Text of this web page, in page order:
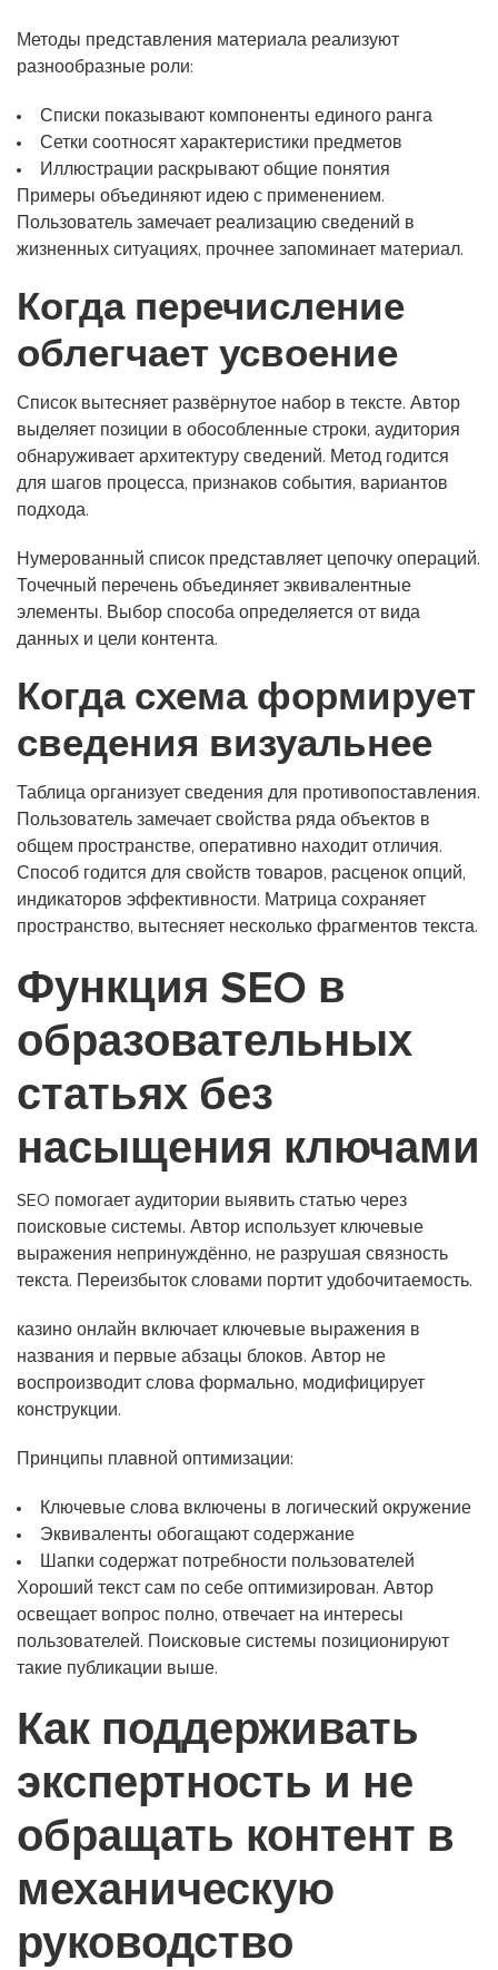
Методы представления материала реализуют
разнообразные роли:
Списки показывают компоненты единого ранга
Сетки соотносят характеристики предметов
Иллюстрации раскрывают общие понятия
Примеры объединяют идею с применением.
Пользователь замечает реализацию сведений в
жизненных ситуациях, прочнее запоминает материал.
Когда перечисление
облегчает усвоение
Список вытесняет развёрнутое набор в тексте. Автор
выделяет позиции в обособленные строки, аудитория
обнаруживает архитектуру сведений. Метод годится
для шагов процесса, признаков события, вариантов
подхода.
Нумерованный список представляет цепочку операций.
Точечный перечень объединяет эквивалентные
элементы. Выбор способа определяется от вида
данных и цели контента.
Когда схема формирует
сведения визуальнее
Таблица организует сведения для противопоставления.
Пользователь замечает свойства ряда объектов в
общем пространстве, оперативно находит отличия.
Способ годится для свойств товаров, расценок опций,
индикаторов эффективности. Матрица сохраняет
пространство, вытесняет несколько фрагментов текста.
Функция SEO в
образовательных
статьях без
насыщения ключами
SEO помогает аудитории выявить статью через
поисковые системы. Автор использует ключевые
выражения непринуждённо, не разрушая связность
текста. Переизбыток словами портит удобочитаемость.
казино онлайн включает ключевые выражения в
названия и первые абзацы блоков. Автор не
воспроизводит слова формально, модифицирует
конструкции.
Принципы плавной оптимизации:
Ключевые слова включены в логический окружение
Эквиваленты обогащают содержание
Шапки содержат потребности пользователей
Хороший текст сам по себе оптимизирован. Автор
освещает вопрос полно, отвечает на интересы
пользователей. Поисковые системы позиционируют
такие публикации выше.
Как поддерживать
экспертность и не
обращать контент в
механическую
руководство